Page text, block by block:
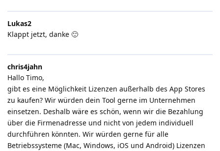
Lukas2
Klappt jetzt, danke 🙂
chris4jahn
Hallo Timo,
gibt es eine Möglichkeit Lizenzen außerhalb des App Stores
zu kaufen? Wir würden dein Tool gerne im Unternehmen
einsetzen. Deshalb wäre es schön, wenn wir die Bezahlung
über die Firmenadresse und nicht von jedem individuell
durchführen könnten. Wir würden gerne für alle
Betriebssysteme (Mac, Windows, iOS und Android) Lizenzen